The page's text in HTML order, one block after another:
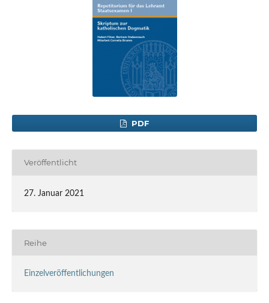
PDF
Veröffentlicht
27. Januar 2021
Reihe
Einzelveröffentlichungen